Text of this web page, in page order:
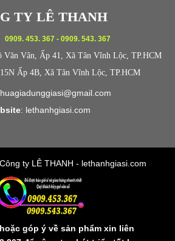
TY LÊ THANH
0909. 453. 367 - 0909. 543. 367
Văn Vân, Ấp 41, Xã Tân Vĩnh Lộc, TP.HCM
4B, Xã Tân Vĩnh Lộc, TP.HCM
: lethanhgiasi.com
ty LÊ THANH - lethanhgiasi.com
góp ý về sản phẩm xin liên